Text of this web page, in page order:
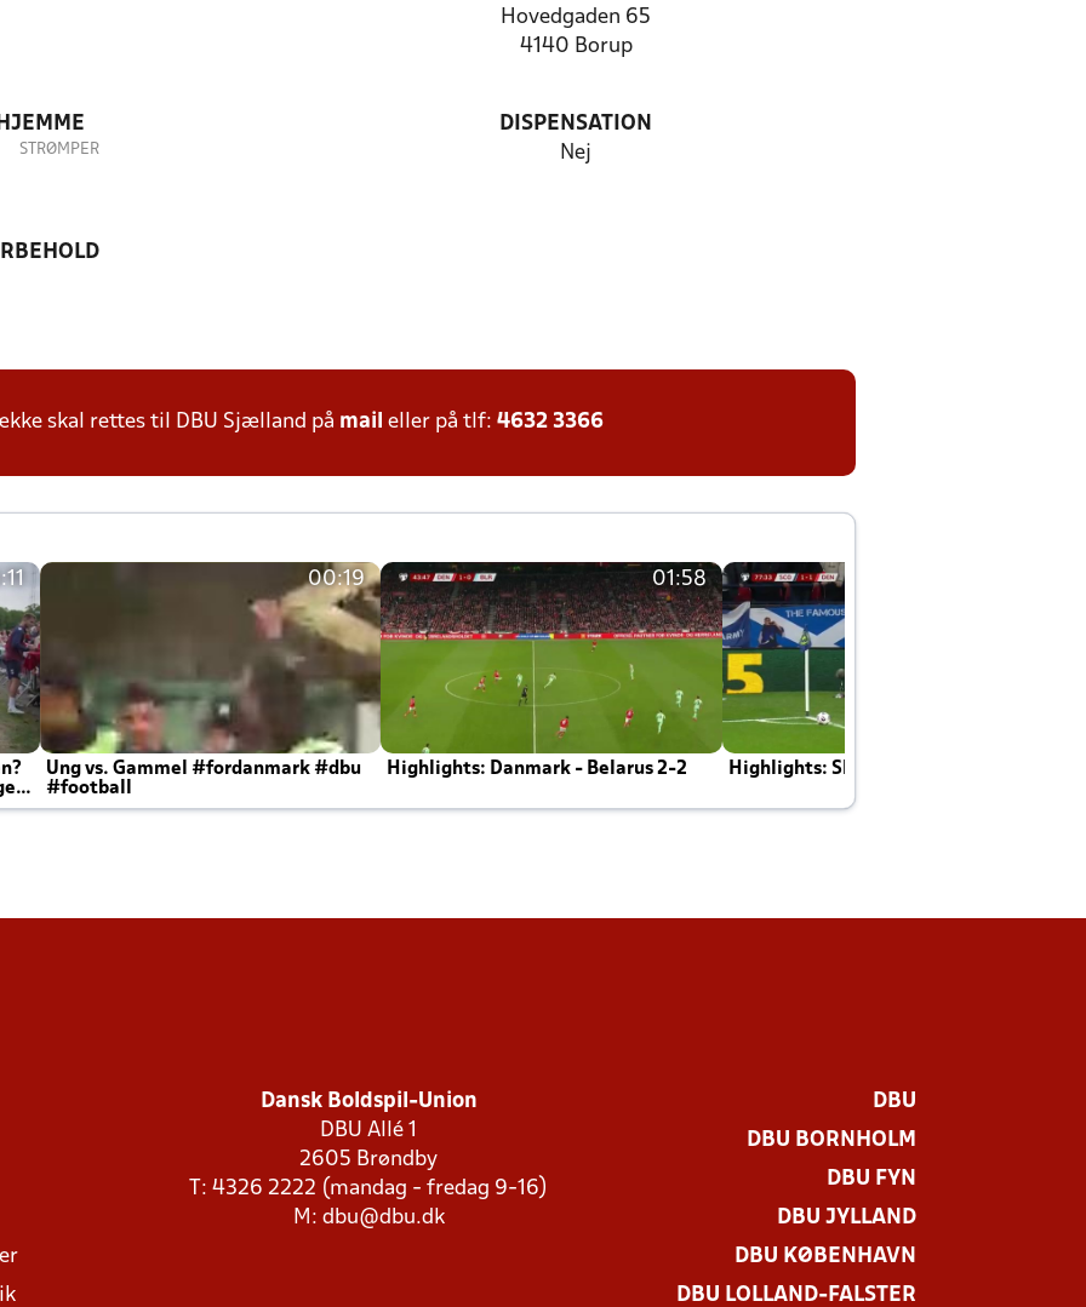
Hovedgaden 65
4140 Borup
STRØMPER
DISPENSATION
Nej
skal rettes til DBU Sjælland på mail eller på tlf: 4632 3366
00:19
Ung vs. Gammel #fordanmark #dbu
#football
01:58
Highlights: Danmark - Belarus 2-2 Highlights: Skotland - Danmark 4-2
Dansk Boldspil-Union
DBU Allé 1
2605 Brøndby
T: 4326 2222 (mandag - fredag 9-16)
M: dbu@dbu.dk
DBU
DBU BORNHOLM
DBU FYN
DBU JYLLAND
DBU KØBENHAVN
DBU LOLLAND-FALSTER